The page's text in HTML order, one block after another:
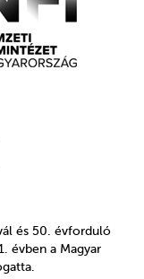
és 50. évforduló
évben a Magyar